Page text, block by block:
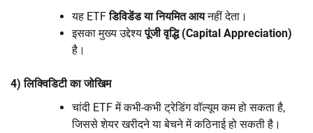
यह ETFडिविडेंड या नियमित आयनहीं देता।
इसका मुख्य उद्देश्यपूंजी वृद्धि (Capital Appreciation)
है।
4) लिक्विडिटी का जोखिम
चांदी ETF में कभी-कभी ट्रेडिंग वॉल्यूम कम हो सकता है,
जिससे शेयर खरीदने या बेचने में कठिनाई हो सकती है।